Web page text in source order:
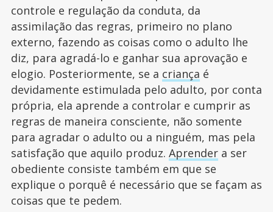
controle e regulação da conduta, da
assimilação das regras, primeiro no plano
externo, fazendo as coisas como o adulto lhe
diz, para agradá-lo e ganhar sua aprovação e
elogio. Posteriormente, se a criança é
devidamente estimulada pelo adulto, por conta
própria, ela aprende a controlar e cumprir as
regras de maneira consciente, não somente
para agradar o adulto ou a ninguém, mas pela
satisfação que aquilo produz. Aprendera ser
obediente consiste também em que se
explique o porquê é necessário que se façam as
coisas que te pedem.